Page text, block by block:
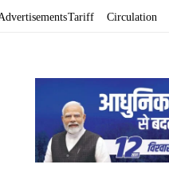
Tariff Circulation